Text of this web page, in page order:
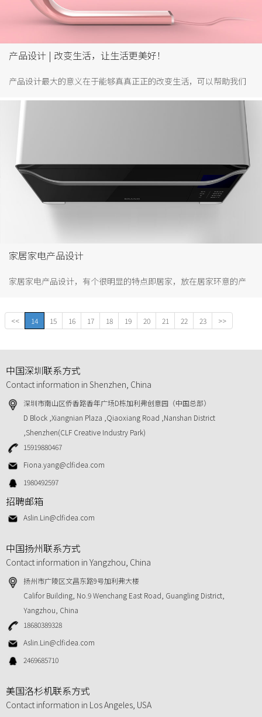
产品设计 | 改变生活，让生活更美好！
产品设计最大的意义在于能够真真正正的改变生活，可以帮助我们
家居家电产品设计
家居家电产品设计，有个很明显的特点即居家，放在居家环意的产
休息，人们除了工作以外，大部分的时间几乎都在家中度过，可见
家的重要性不言而喻。所以家电需要设计，更好满足用户对居家环
<< 14 15 16 17 18 19 20 21 22 23 >>
中国深圳联系方式
Contact information in Shenzhen, China
深圳市南山区侨香路香年广场D栋加利弗创意园（中国总部）
D Block ,Xiangnian Plaza ,Qiaoxiang Road ,Nanshan District
,Shenzhen(CLF Creative Industry Park)
15919880467
Fiona.yang@clfidea.com
1980492597
招聘邮箱
Aslin.Lin@clfidea.com
中国扬州联系方式
Contact information in Yangzhou, China
扬州市广陵区文昌东路9号加利弗大楼
Califor Building, No.9 Wenchang East Road, Guangling District,
Yangzhou, China
18680389328
Aslin.Lin@clfidea.com
2469685710
美国洛杉机联系方式
Contact information in Los Angeles, USA